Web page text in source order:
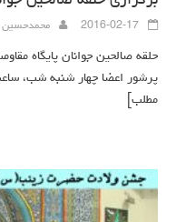
2016-02-17 محمدحسین
حلقه صالحین جوانان پایگاه
پرشور اعضا چهار شنبه شب، ساعت ۲۰:۰۰ در مسجد جامع لار
مطلب]